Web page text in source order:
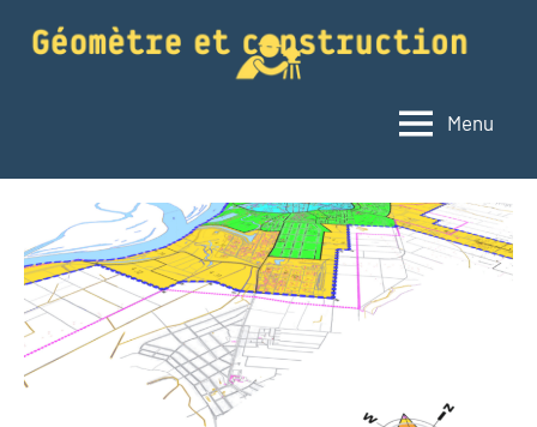
et
construction
géomètre
Menu